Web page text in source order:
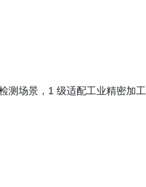
测场景，1 级适配工业精密加